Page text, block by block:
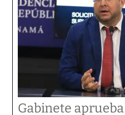
Gabinete